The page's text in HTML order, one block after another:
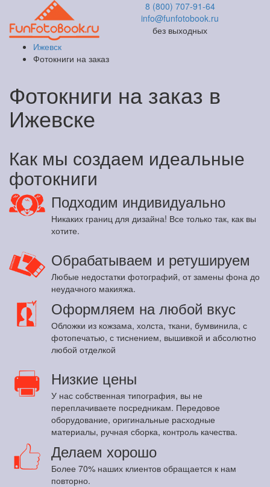
8 (800) 707-91-64
info@funfotobook.ru
без выходных
Ижевск
Фотокниги на заказ
Фотокниги на заказ в
Ижевске
Как мы создаем идеальные
фотокниги
Подходим индивидуально
Никаких границ для дизайна! Все только так, как вы
хотите.
Обрабатываем и ретушируем
Любые недостатки фотографий, от замены фона до
неудачного макияжа.
Оформляем на любой вкус
Обложки из кожзама, холста, ткани, бумвинила, с
фотопечатью, с тиснением, вышивкой и абсолютно
любой отделкой
Низкие цены
У нас собственная типография, вы не
переплачиваете посредникам. Передовое
оборудование, оригинальные расходные
материалы, ручная сборка, контроль качества.
Делаем хорошо
Более 70% наших клиентов обращается к нам
повторно.